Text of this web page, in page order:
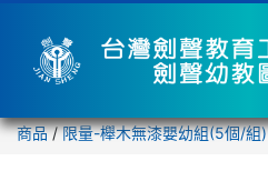
商品/限量-櫸木無漆嬰幼組(5個/組)